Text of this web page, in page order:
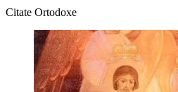
Citate Ortodoxe